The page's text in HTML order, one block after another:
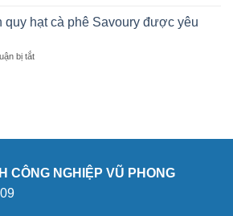
giữ
vị
hạt
cà
chất
vị
cà
quy hạt cà phê Savoury được yêu
bị tắtở
hạt
Savoury
CÔNG NGHIỆP VŨ PHONG